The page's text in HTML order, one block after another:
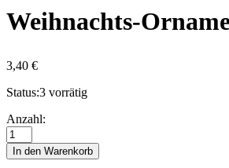
Weihnachts-
3,40 €
Status:3 vorrätig
Hannes
Quilling
Inspiration
Weihnachts-
Anzahl:
In den Warenkorb